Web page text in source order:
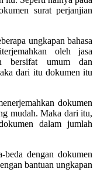
surat perjanjian
ungkapan bahasa
oleh jasa
bersifat umum dan
dari itu dokumen itu
dokumen
mudah. Maka dari itu,
dalam jumlah
dengan dokumen
bantuan ungkapan